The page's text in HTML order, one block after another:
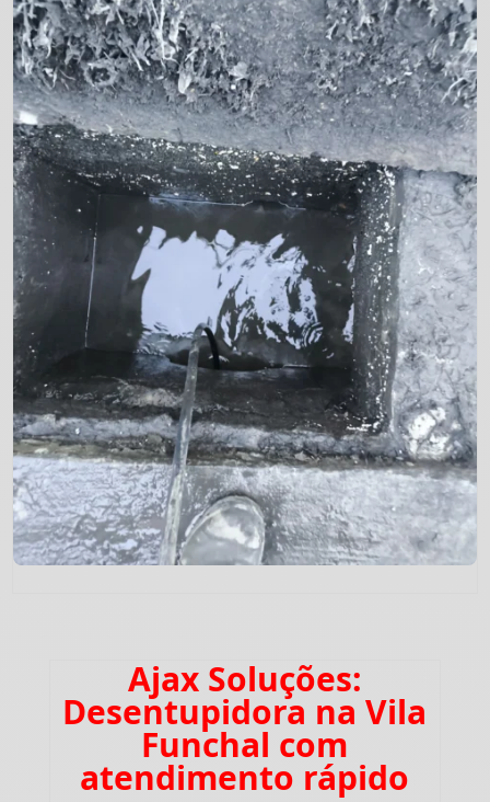
Ajax Soluções:
Desentupidora na Vila
Funchal com
atendimento rápido